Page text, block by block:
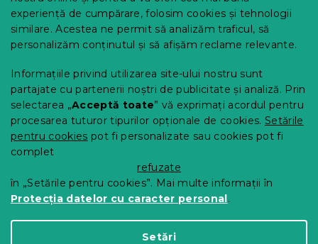
experiență de cumpărare, folosim cookies și tehnologii
similare. Acestea ne permit să analizăm traficul, să
personalizăm conținutul și să afișăm reclame relevante.
Informațiile privind utilizarea site-ului nostru sunt
partajate cu partenerii noștri de publicitate și analiză. Prin
selectarea „Acceptă toate” vă exprimați acordul pentru
procesarea tuturor tipurilor opționale de cookies. Setările
pentru cookies pot fi personalizate sau cookies pot fi
complet
refuzate
în „Setările pentru cookies”. Mai multe informații în
Protecția datelor cu caracter personal.
Setări
Metode de plată
Reclamații și retururi
Contact
Protecția datelor cu caracter personal
Achizitii SEAP
Tabel mărimi
Blog
Pentru parteneri